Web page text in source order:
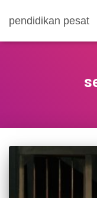
pendidikan pesat